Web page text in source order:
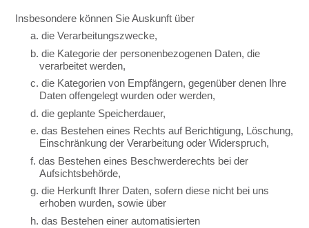
Insbesondere können Sie Auskunft über
a. die Verarbeitungszwecke,
b. die Kategorie der personenbezogenen Daten, die
verarbeitet werden,
c. die Kategorien von Empfängern, gegenüber denen Ihre
Daten offengelegt wurden oder werden,
d. die geplante Speicherdauer,
e. das Bestehen eines Rechts auf Berichtigung, Löschung,
Einschränkung der Verarbeitung oder Widerspruch,
f. das Bestehen eines Beschwerderechts bei der
Aufsichtsbehörde,
g. die Herkunft Ihrer Daten, sofern diese nicht bei uns
erhoben wurden, sowie über
h. das Bestehen einer automatisierten